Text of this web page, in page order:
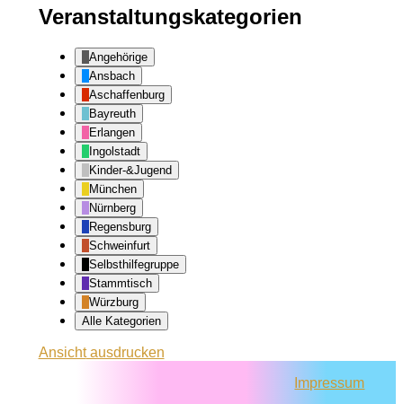
Veranstaltungskategorien
Angehörige
Ansbach
Aschaffenburg
Bayreuth
Erlangen
Ingolstadt
Kinder-&Jugend
München
Nürnberg
Regensburg
Schweinfurt
Selbsthilfegruppe
Stammtisch
Würzburg
Alle Kategorien
Ansichtausdrucken
Impressum